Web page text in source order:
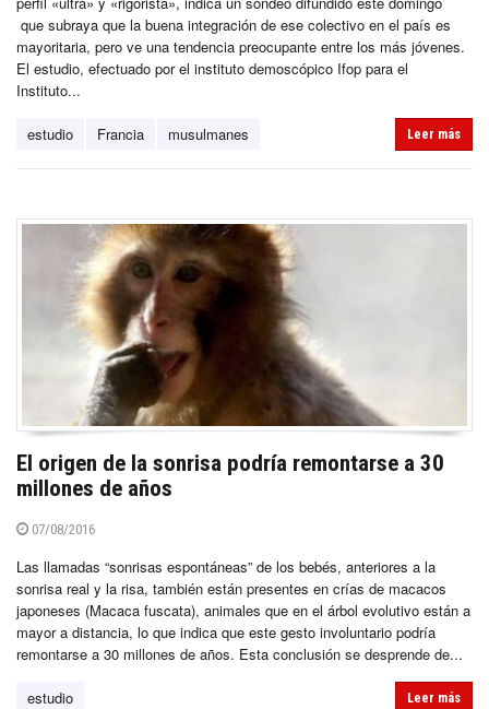
que subraya que la buena integración de ese colectivo en el país es
mayoritaria, pero ve una tendencia preocupante entre los más jóvenes.
El estudio, efectuado por el instituto demoscópico Ifop para el
Instituto...
estudio Francia musulmanes Leer más
El origen de la sonrisa podría remontarse a 30
millones de años
07/08/2016
Las llamadas “sonrisas espontáneas” de los bebés, anteriores a la
sonrisa real y la risa, también están presentes en crías de macacos
japoneses (Macaca fuscata), animales que en el árbol evolutivo están a
mayor a distancia, lo que indica que este gesto involuntario podría
remontarse a 30 millones de años. Esta conclusión se desprende de...
estudio Leer más